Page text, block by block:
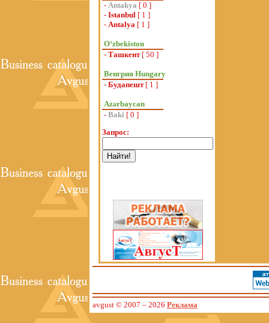
- Antakya [ 0 ]
- Istanbul [ 1 ]
- Antalya [ 1 ]
Oʻzbekiston
- Ташкент[ 50 ]
Венгрия Hungary
- Будапешт[ 1 ]
Azərbaycan
- Baki [ 0 ]
Запрос:
avgust © 2007 – 2026 Реклама